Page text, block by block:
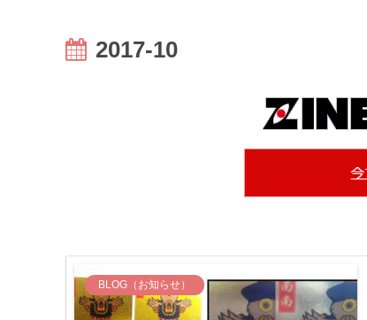
2017-10
BLOG（お知らせ）